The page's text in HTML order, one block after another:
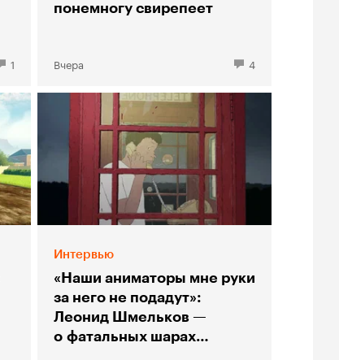
1
понемногу свирепеет
Вчера 4
Интервью
«Наши аниматоры мне руки
за него не подадут»:
Леонид Шмельков —
о фатальных шарах